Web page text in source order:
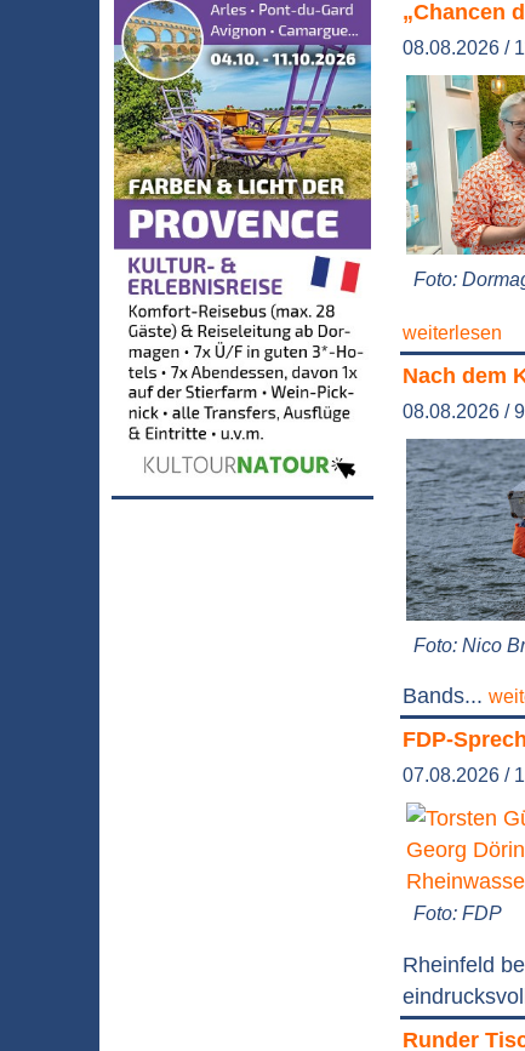
„Chancen
08.08.2026 /
Foto:
weiterlesen
Nach dem
08.08.2026 /
Foto: Nico
Bands...
FDP-
07.08.2026 /
Foto: FDP
Rheinfeld
Runder